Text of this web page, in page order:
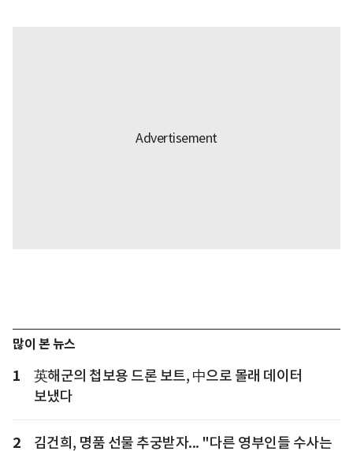
많이 본 뉴스
1
英해군의 첩보용 드론 보트, 中으로 몰래 데이터
보냈다
2
김건희, 명품 선물 추궁받자... "다른 영부인들 수사는